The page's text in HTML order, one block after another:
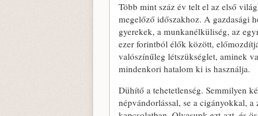
Több mint száz év telt el az első
megelőző időszakhoz. A gazdasági
gyerekek, a munkanélküliség, az
ezer forintból élők között,
valószínűleg létszükséglet, aminek
mindenkori hatalom ki is használja.
Dühítő a tehetetlenség. Semmilyen
népvándorlással, se a cigányokkal,